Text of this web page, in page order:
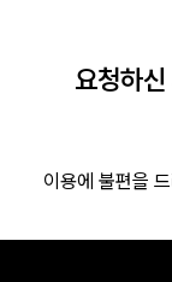
요청하
이용에 불편을